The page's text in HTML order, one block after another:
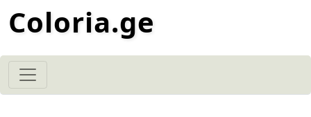
Coloria.ge